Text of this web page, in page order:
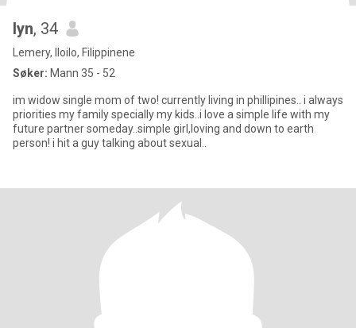
lyn, 34
Lemery, Iloilo, Filippinene
Søker: Mann 35 - 52
im widow single mom of two! currently living in phillipines.. i always
priorities my family specially my kids..i love a simple life with my
future partner someday..simple girl,loving and down to earth
person! i hit a guy talking about sexual..